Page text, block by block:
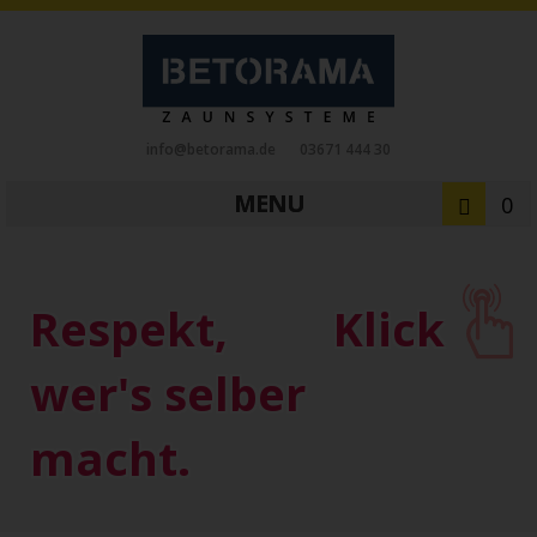
MENU 0
Schiebetore Drehtore Zaunfelder
Antriebe
Referenzen
Downloads Zubehör
Tore
ALUMINIUM
Klick
Respekt,
wer's selber
macht.